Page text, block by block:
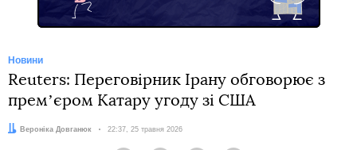
Новини
Reuters: Переговірник Ірану обговорює з
премʼєром Катару угоду зі США
Автор:Вероніка Довганюк Дата:
22:37, 25 травня 2026